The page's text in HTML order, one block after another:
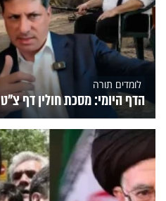
לומדים תורה
הדף היומי: מסכת חולין דף צ"ט